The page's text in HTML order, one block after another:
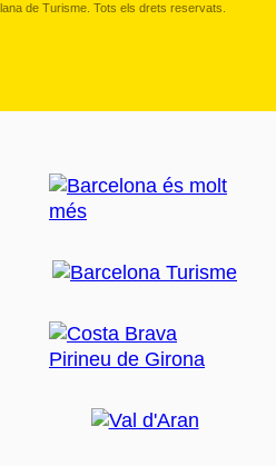
de Turisme. Tots els drets reservats.